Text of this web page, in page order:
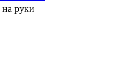
на руки